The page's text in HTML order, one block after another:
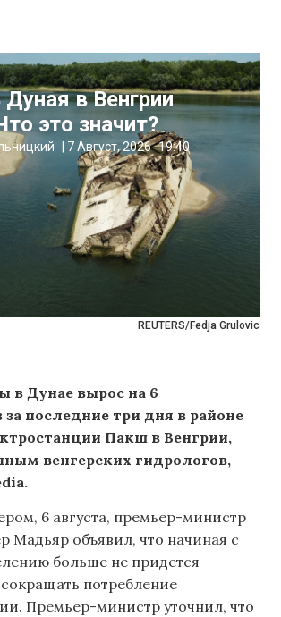
REUTERS/Fedja Grulovic
в Венгрии
это значит?
7 Август, 2026 19:40
в Дунае вырос на 6
за последние три дня в районе
Пакш в Венгрии,
венгерских гидрологов,
6 августа, премьер-министр
Мадьяр объявил, что начиная с
больше не придется
потребление
Премьер-министр уточнил, что